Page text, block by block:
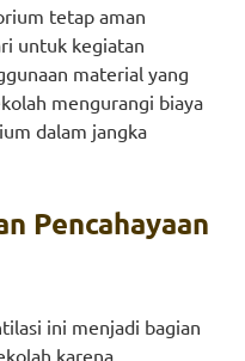
tetap aman
untuk kegiatan
material yang
mengurangi biaya
dalam jangka
Pencahayaan
ini menjadi bagian
karena